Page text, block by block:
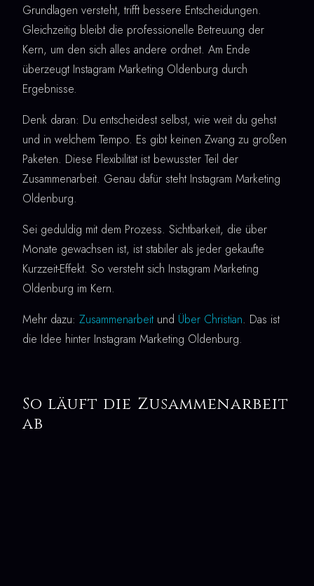
Grundlagen versteht, trifft bessere Entscheidungen.
Gleichzeitig bleibt die professionelle Betreuung der
Kern, um den sich alles andere ordnet. Am Ende
überzeugt Instagram Marketing Oldenburg durch
Ergebnisse.
Denk daran: Du entscheidest selbst, wie weit du gehst
und in welchem Tempo. Es gibt keinen Zwang zu großen
Paketen. Diese Flexibilität ist bewusster Teil der
Zusammenarbeit. Genau dafür steht Instagram Marketing
Oldenburg.
Sei geduldig mit dem Prozess. Sichtbarkeit, die über
Monate gewachsen ist, ist stabiler als jeder gekaufte
Kurzzeit-Effekt. So versteht sich Instagram Marketing
Oldenburg im Kern.
Mehr dazu: Zusammenarbeit und Über Christian. Das ist
die Idee hinter Instagram Marketing Oldenburg.
So läuft die Zusammenarbeit
ab